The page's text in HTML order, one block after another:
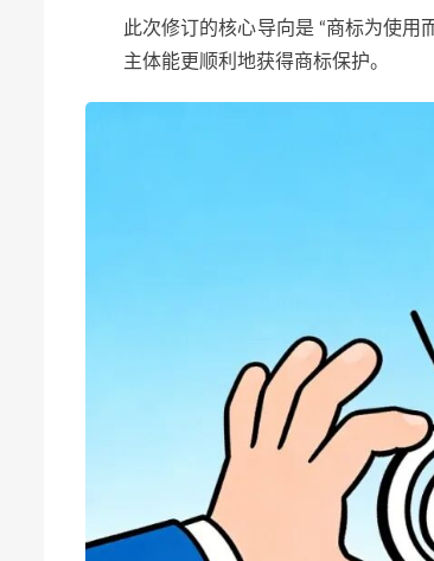
此次修订的核心导向是 “商标为使
主体能更顺利地获得商标保护。